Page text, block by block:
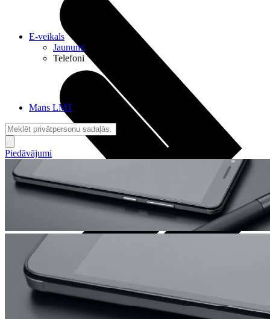
Sarunas + Internets
E-veikals
Jaunumi
Telefoni
Mans LMT
Piedāvājumi